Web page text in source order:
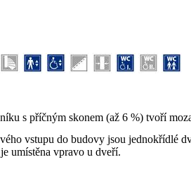
s příčným skonem (až 6 %) tvoří
vstupu do budovy jsou jednokřídlé
umístěna vpravo u dveří.